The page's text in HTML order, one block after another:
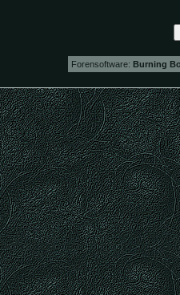
Forensoftware: Burning